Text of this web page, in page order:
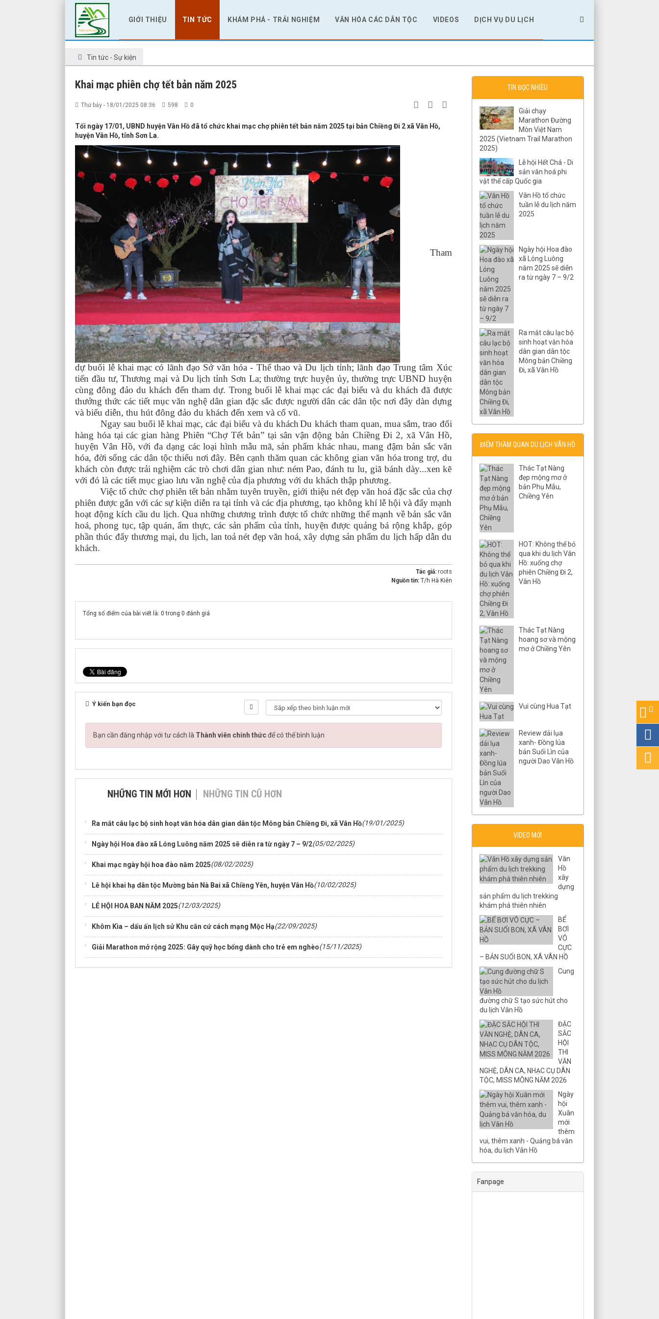
GIỚI THIỆU TIN TỨC KHÁM PHÁ - TRẢI NGHIỆM VĂN HÓA CÁC DÂN TỘC VIDEOS DỊCH VỤ DU LỊCH
Tin tức - Sự kiện
Khai mạc phiên chợ tết bản năm 2025
Thứ bảy - 18/01/2025 08:36 598 0
Tối ngày 17/01, UBND huyện Vân Hồ đã tổ chức khai mạc chợ phiên tết bản năm 2025 tại bản Chiềng Đi 2 xã Vân Hồ,
huyện Vân Hồ, tỉnh Sơn La.
Tham
dự buổi lễ khai mạc có lãnh đạo Sở văn hóa - Thể thao và Du lịch tỉnh; lãnh đạo Trung tâm Xúc
tiến đầu tư, Thương mại và Du lịch tỉnh Sơn La; thường trực huyện ủy, thường trực UBND huyện
cùng đông đảo du khách đến tham dự. Trong buổi lễ khai mạc các đại biểu và du khách đã được
thưởng thức các tiết mục văn nghệ dân gian đặc sắc được người dân các dân tộc nơi đây dàn dựng
và biểu diễn, thu hút đông đảo du khách đến xem và cổ vũ.
Ngay sau buổi lễ khai mạc, các đại biểu và du khách Du khách tham quan, mua sắm, trao đổi
hàng hóa tại các gian hàng Phiên “Chợ Tết bản” tại sân vận động bản Chiềng Đi 2, xã Vân Hồ,
huyện Vân Hồ, với đa dạng các loại hình mẫu mã, sản phẩm khác nhau, mang đậm bản sắc văn
hóa, đời sống các dân tộc thiểu nơi đây. Bên cạnh thăm quan các không gian văn hóa trong trợ, du
khách còn được trải nghiệm các trò chơi dân gian như: ném Pao, đánh tu lu, giã bánh dày...xen kẽ
với đó là các tiết mục giao lưu văn nghệ của địa phương với du khách thập phương.
Việc tổ chức chợ phiên tết bản nhằm tuyên truyền, giới thiệu nét đẹp văn hoá đặc sắc của chợ
phiên được gắn với các sự kiện diễn ra tại tỉnh và các địa phương, tạo không khí lễ hội và đẩy mạnh
hoạt động kích cầu du lịch. Qua những chương trình được tổ chức những thế mạnh về bản sắc văn
hoá, phong tục, tập quán, ẩm thực, các sản phẩm của tỉnh, huyện được quảng bá rộng khắp, góp
phần thúc đẩy thương mại, du lịch, lan toả nét đẹp văn hoá, xây dựng sản phẩm du lịch hấp dẫn du
khách.
Tác giả: roots
Nguồn tin: T/h Hà Kiên
Tổng số điểm của bài viết là: 0 trong 0 đánh giá
Ý kiến bạn đọc
Bạn cần đăng nhập với tư cách là Thành viên chính thứcđể có thể bình luận
NHỮNG TIN MỚI HƠN NHỮNG TIN CŨ HƠN
Ra mắt câu lạc bộ sinh hoạt văn hóa dân gian dân tộc Mông bản Chiềng Đi, xã Vân Hồ(19/01/2025)
Ngày hội Hoa đào xã Lóng Luông năm 2025 sẽ diễn ra từ ngày 7 – 9/2(05/02/2025)
Khai mạc ngày hội hoa đào năm 2025(08/02/2025)
Lễ hội khai hạ dân tộc Mường bản Nà Bai xã Chiềng Yên, huyện Vân Hồ(10/02/2025)
LỄ HỘI HOA BAN NĂM 2025(12/03/2025)
Khôm Kìa – dấu ấn lịch sử Khu căn cứ cách mạng Mộc Hạ(22/09/2025)
Giải Marathon mở rộng 2025: Gây quỹ học bổng dành cho trẻ em nghèo(15/11/2025)
TIN ĐỌC NHIỀU
Giải chạy
Marathon Đường
Mòn Việt Nam
2025 (Vietnam Trail Marathon
2025)
Lễ hội Hết Chá - Di
sản văn hoá phi
vật thể cấp Quốc gia
Vân Hồ tổ chức
tuần lễ du lịch năm
2025
Ngày hội Hoa đào
xã Lóng Luông
năm 2025 sẽ diễn
ra từ ngày 7 – 9/2
Ra mắt câu lạc bộ
sinh hoạt văn hóa
dân gian dân tộc
Mông bản Chiềng
Đi, xã Vân Hồ
ĐIỂM THĂM QUAN DU LỊCH VÂN HỒ
Thác Tạt Nàng
đẹp mộng mơ ở
bản Phụ Mẫu,
Chiềng Yên
HOT: Không thể bỏ
qua khi du lịch Vân
Hồ: xuống chợ
phiên Chiềng Đi 2,
Vân Hồ
Thác Tạt Nàng
hoang sơ và mộng
mơ ở Chiềng Yên
Vui cùng Hua Tạt
Review dải lụa
xanh- Đồng lúa
bản Suối Lìn của
người Dao Vân Hồ
VIDEO MỚI
Vân
Hồ
xây
dựng
sản phẩm du lịch trekking
khám phá thiên nhiên
BỂ
BƠI
VÔ
CỰC
– BẢN SUỐI BON, XÃ VÂN HỒ
Cung
đường chữ S tạo sức hút cho
du lịch Vân Hồ
ĐẶC
SẮC
HỘI
THI
VĂN
NGHỆ, DÂN CA, NHẠC CỤ DÂN
TỘC, MISS MÔNG NĂM 2026
Ngày
hội
Xuân
mới
thêm
vui, thêm xanh - Quảng bá văn
hóa, du lịch Vân Hồ
Fanpage